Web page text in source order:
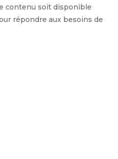
contenu soit disponible
répondre aux besoins de